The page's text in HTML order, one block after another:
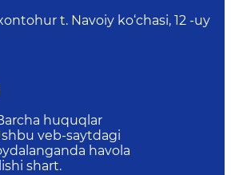
t. Navoiy ko‘chasi, 12 -uy
huquqlar
veb-saytdagi
havola
shart.